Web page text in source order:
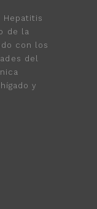
Hepatitis
de la
con los
del
y